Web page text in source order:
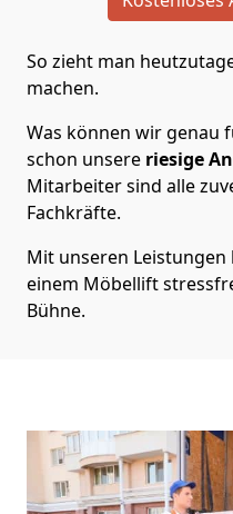
So zieht man
machen.
Was können wir genau
schon unsere riesige
Mitarbeiter sind alle
Fachkräfte.
Mit unseren
einem Möbellift
Bühne.